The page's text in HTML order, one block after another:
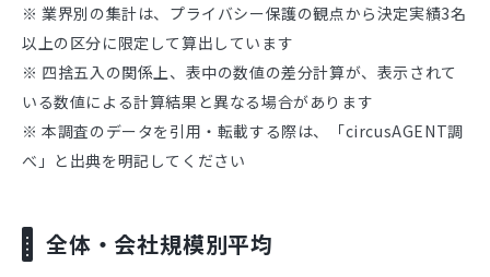
※ 業界別の集計は、プライバシー保護の観点から決定実績3名
以上の区分に限定して算出しています
※ 四捨五入の関係上、表中の数値の差分計算が、表示されて
いる数値による計算結果と異なる場合があります
※ 本調査のデータを引用・転載する際は、「circusAGENT調
べ」と出典を明記してください
全体・会社規模別平均